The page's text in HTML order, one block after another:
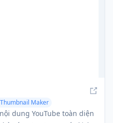
Maker
dung YouTube toàn diện